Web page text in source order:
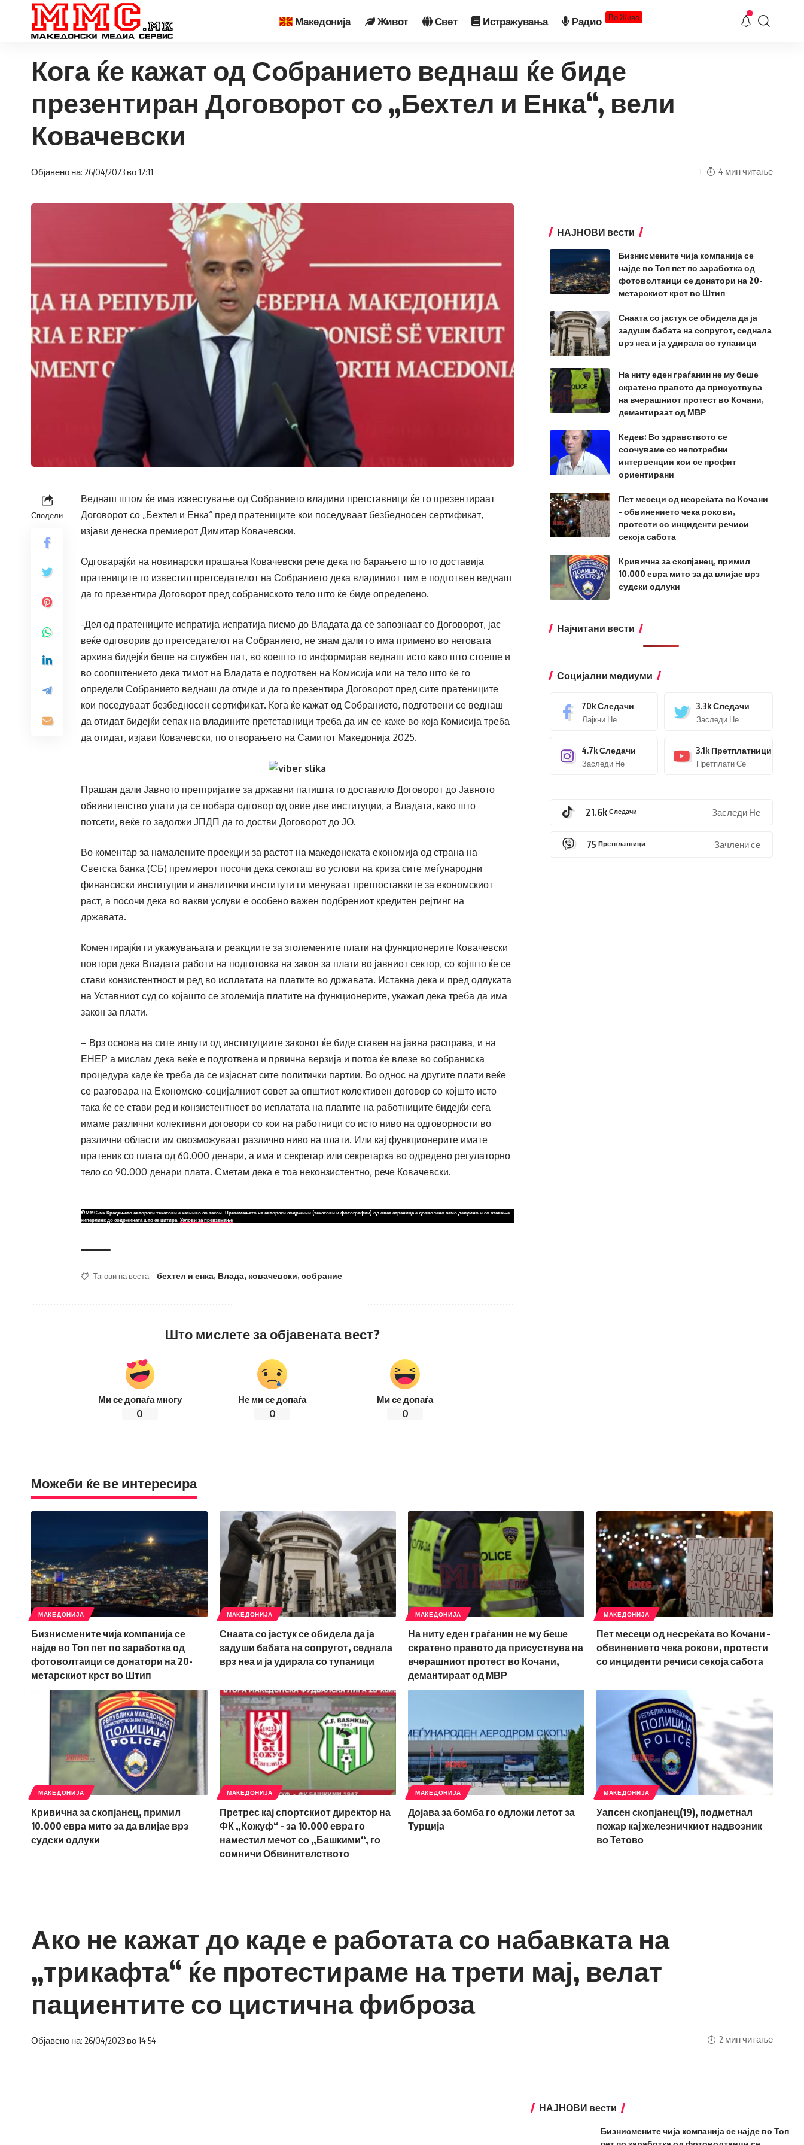
Македонија Живот Свет Истражувања Радио Во Живо
Кога ќе кажат од Собранието веднаш ќе биде
презентиран Договорот со „Бехтел и Енка“, вели
Ковачевски
Објавено на: 26/04/2023 во 12:11 4 мин читање
Сподели
Веднаш штом ќе има известување од Собранието владини претставници ќе го презентираат
Договорот со „Бехтел и Енка“ пред пратениците кои поседуваат безбедносен сертификат,
изјави денеска премиерот Димитар Ковачевски.
Одговарајќи на новинарски прашања Ковачевски рече дека по барањето што го доставија
пратениците го известил претседателот на Собранието дека владиниот тим е подготвен веднаш
да го презентира Договорот пред собраниското тело што ќе биде определено.
-Дел од пратениците испратија испратија писмо до Владата да се запознаат со Договорот, јас
веќе одговорив до претседателот на Собранието, не знам дали го има примено во неговата
архива бидејќи беше на службен пат, во коешто го информирав веднаш исто како што стоеше и
во соопштението дека тимот на Владата е подготвен на Комисија или на тело што ќе го
определи Собранието веднаш да отиде и да го презентира Договорот пред сите пратениците
кои поседуваат безбедносен сертификат. Кога ќе кажат од Собранието, подготвени се веднаш
да отидат бидејќи сепак на владините претставници треба да им се каже во која Комисија треба
да отидат, изјави Ковачевски, по отворањето на Самитот Македонија 2025.
Прашан дали Јавното претпријатие за државни патишта го доставило Договорот до Јавното
обвинителство упати да се побара одговор од овие две институции, а Владата, како што
потсети, веќе го задолжи ЈПДП да го достви Договорот до ЈО.
Во коментар за намалените проекции за растот на македонската економија од страна на
Светска банка (СБ) премиерот посочи дека секогаш во услови на криза сите меѓународни
финансиски институции и аналитички институти ги менуваат претпоставките за економскиот
раст, а посочи дека во вакви услуви е особено важен подбрениот кредитен рејтинг на
државата.
Коментирајќи ги укажувањата и реакциите за зголемените плати на функционерите Ковачевски
повтори дека Владата работи на подготовка на закон за плати во јавниот сектор, со којшто ќе се
стави конзистентност и ред во исплатата на платите во државата. Истакна дека и пред одлуката
на Уставниот суд со којашто се зголемија платите на функционерите, укажал дека треба да има
закон за плати.
– Врз основа на сите инпути од институциите законот ќе биде ставен на јавна расправа, и на
ЕНЕР а мислам дека веќе е подготвена и првична верзија и потоа ќе влезе во собраниска
процедура каде ќе треба да се изјаснат сите политички партии. Во однос на другите плати веќе
се разговара на Економско-социјалниот совет за општиот колективен договор со којшто исто
така ќе се стави ред и конзистентност во исплатата на платите на работниците бидејќи сега
имаме различни колективни договори со кои на работници со исто ниво на одговорности во
различни области им овозможуваат различно ниво на плати. Или кај функционерите имате
пратеник со плата од 60.000 денари, а има и секретар или секретарка во одредено регулаторно
тело со 90.000 денари плата. Сметам дека е тоа неконзистентно, рече Ковачевски.
©ММС.мк Крадењето авторски текстови е казниво со закон. Преземањето на авторски содржини (текстови и фотографии) од оваа страница е дозволено само делумно и со ставање
хиперлинк до содржината што се цитира. Услови за превземање
Тагови на веста: бехтел и енка, Влада, ковачевски, собрание
Што мислете за објавената вест?
Ми се допаѓа многу
0
Не ми се допаѓа
0
Ми се допаѓа
0
НАЈНОВИ вести
Бизнисмените чија компанија се
најде во Топ пет по заработка од
фотоволтаици се донатори на 20-
метарскиот крст во Штип
Снаата со јастук се обидела да ја
задуши бабата на сопругот, седнала
врз неа и ја удирала со тупаници
На ниту еден граѓанин не му беше
скратено правото да присуствува
на вчерашниот протест во Кочани,
демантираат од МВР
Кедев: Во здравството се
соочуваме со непотребни
интервенции кои се профит
ориентирани
Пет месеци од несреќата во Кочани
– обвинението чека рокови,
протести со инциденти речиси
секоја сабота
Кривична за скопјанец, примил
10.000 евра мито за да влијае врз
судски одлуки
Најчитани вести
Социјални медиуми
70kСледачи
Лајкни Не
3.3kСледачи
Заследи Не
4.7kСледачи
Заследи Не
3.1k Претплатници
Претплати Се
21.6k Следачи Заследи Не
75 Претплатници Зачлени се
Можеби ќе ве интересира
МАКЕДОНИЈА
Бизнисмените чија компанија се
најде во Топ пет по заработка од
фотоволтаици се донатори на 20-
метарскиот крст во Штип
МАКЕДОНИЈА
Снаата со јастук се обидела да ја
задуши бабата на сопругот, седнала
врз неа и ја удирала со тупаници
МАКЕДОНИЈА
На ниту еден граѓанин не му беше
скратено правото да присуствува на
вчерашниот протест во Кочани,
демантираат од МВР
МАКЕДОНИЈА
Пет месеци од несреќата во Кочани –
обвинението чека рокови, протести
со инциденти речиси секоја сабота
МАКЕДОНИЈА
Кривична за скопјанец, примил
10.000 евра мито за да влијае врз
судски одлуки
МАКЕДОНИЈА
Претрес кај спортскиот директор на
ФК „Кожуф“ – за 10.000 евра го
наместил мечот со „Башкими“, го
сомничи Обвинителството
МАКЕДОНИЈА
Дојава за бомба го одложи летот за
Турција
МАКЕДОНИЈА
Уапсен скопјанец(19), подметнал
пожар кај железничкиот надвозник
во Тетово
Ако не кажат до каде е работата со набавката на
„трикафта“ ќе протестираме на трети мај, велат
пациентите со цистична фиброза
Објавено на: 26/04/2023 во 14:54 2 мин читање
НАЈНОВИ вести
Бизнисмените чија компанија се најде во Топ